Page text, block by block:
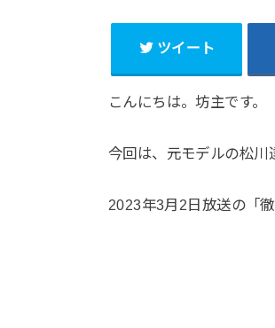
ツイート
こんにちは。坊主です。
今回は、元モデルの松川
2023年3月2日放送の「